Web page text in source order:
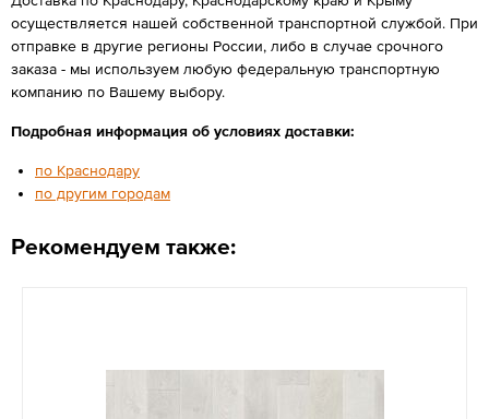
осуществляется нашей собственной транспортной службой. При
отправке в другие регионы России, либо в случае срочного
заказа - мы используем любую федеральную транспортную
компанию по Вашему выбору.
Подробная информация об условиях доставки:
по Краснодару
по другим городам
Рекомендуем также: